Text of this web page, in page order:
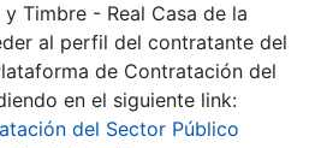
Timbre - Real Casa de la
al perfil del contratante del
de Contratación del
en el siguiente link:
del Sector Público